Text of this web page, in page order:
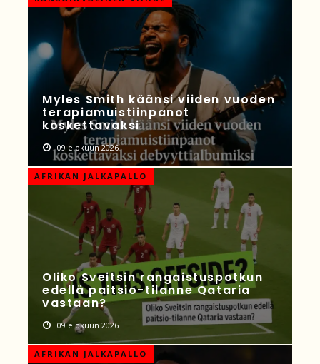
Myles Smith käänsi viiden vuoden
terapiamuistiinpanot
koskettavaksi
09 elokuun 2026
AFRIKAN JALKAPALLO
Oliko Sveitsin rangaistuspotkun
edellä paitsio-tilanne Qataria
vastaan?
09 elokuun 2026
AFRIKAN JALKAPALLO